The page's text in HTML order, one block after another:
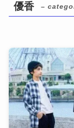
優香 –